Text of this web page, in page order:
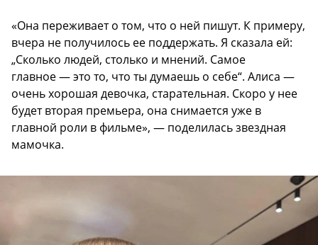
«Она переживает о том, что о ней пишут. К примеру,
вчера не получилось ее поддержать. Я сказала ей:
„Сколько людей, столько и мнений. Самое
главное — это то, что ты думаешь о себе“. Алиса —
очень хорошая девочка, старательная. Скоро у нее
будет вторая премьера, она снимается уже в
главной роли в фильме», — поделилась звездная
мамочка.